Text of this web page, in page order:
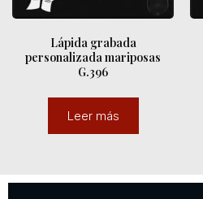
Lápida grabada
personalizada mariposas
G.396
Leer más